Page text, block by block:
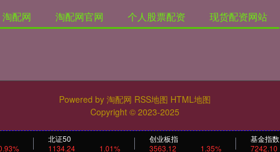
北证50
1134.24
1.01%
创业板指
3563.12
1.35%
基金指数
7242.10
淘配网 淘配网官网 个人股票配资 现货配资网站
Powered by 淘配网 RSS地图 HTML地图
Copyright © 2023-2025